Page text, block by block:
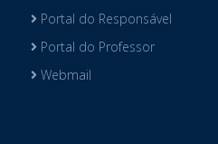
Portal do Responsável
Portal do Professor
Webmail